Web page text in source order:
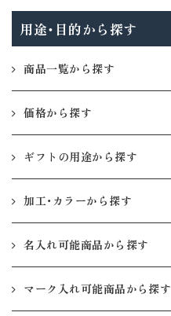
用途・目的から探す
商品一覧から探す
価格から探す
ギフトの用途から探す
加工・カラーから探す
名入れ可能商品から探す
マーク入れ可能商品から探す